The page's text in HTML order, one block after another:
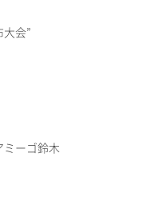
大会”
ミーゴ鈴木